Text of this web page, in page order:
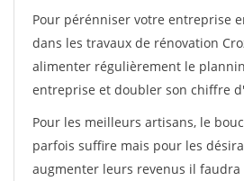
Pour pérénniser votre entreprise
dans les travaux de rénovation
alimenter régulièrement le
entreprise et doubler son chiffre
Pour les meilleurs artisans, le
parfois suffire mais pour les
augmenter leurs revenus il